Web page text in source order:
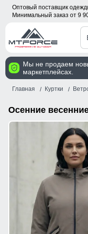
Оптовый поставщик
Минимальный заказ от 9
Мы не продаем
маркетплейсах.
Главная Куртки
Осенние